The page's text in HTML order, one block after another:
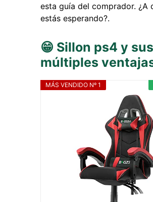
esta guía del comprador. ¿A
estás esperando?.
😁 Sillon ps4 y sus
múltiples
MÁS VENDIDO Nº 1